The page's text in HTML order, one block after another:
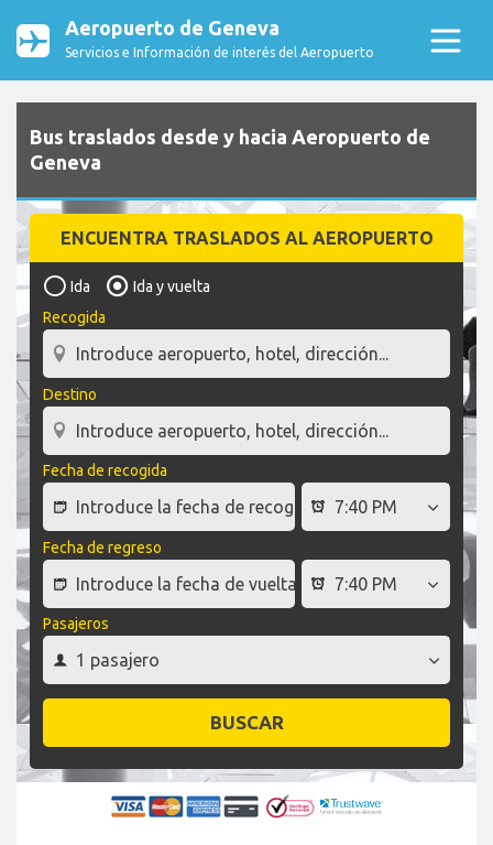
Aeropuerto de Geneva
Servicios e Información de interés del Aeropuerto
Bus traslados desde y hacia Aeropuerto de
Geneva
ENCUENTRA TRASLADOS AL AEROPUERTO
Ida
Ida y vuelta
Recogida
Destino
Fecha de recogida
Fecha de regreso
Pasajeros
BUSCAR